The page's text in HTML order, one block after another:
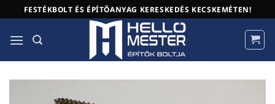
to
content
FESTÉKBOLT ÉS ÉPÍTŐANYAG KERESKEDÉS KECSKEMÉTEN!